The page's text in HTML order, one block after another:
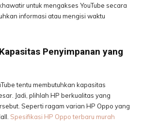
untuk mengakses YouTube secara
informasi atau mengisi waktu
Penyimpanan yang
tentu membutuhkan kapasitas
Jadi, plihlah HP berkualitas yang
Seperti ragam varian HP Oppo yang
Spesifikasi HP Oppo terbaru murah